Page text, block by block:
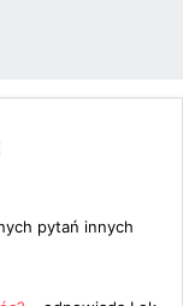
pytań innych